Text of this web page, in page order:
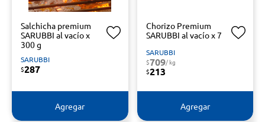
Salchicha premium
SARUBBI al vacío x
300 g
SARUBBI
$287
Agregar
Chorizo Premium
SARUBBI al vacío x 7
SARUBBI
$709/ kg
$213
Agregar